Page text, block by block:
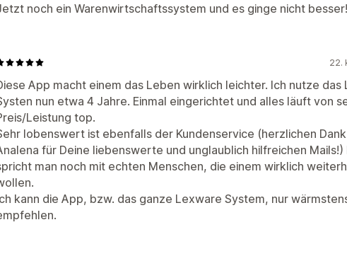
noch ein Warenwirtschaftssystem und es ginge nicht besser!
22.
App macht einem das Leben wirklich leichter. Ich nutze das
nun etwa 4 Jahre. Einmal eingerichtet und alles läuft von
Leistung top.
lobenswert ist ebenfalls der Kundenservice (herzlichen
für Deine liebenswerte und unglaublich hilfreichen Mails!)
man noch mit echten Menschen, die einem wirklich
kann die App, bzw. das ganze Lexware System, nur